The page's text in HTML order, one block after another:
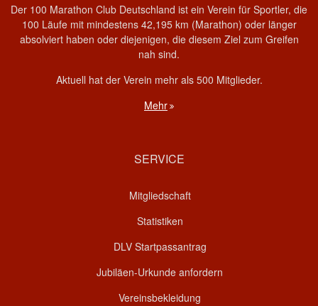
Der 100 Marathon Club Deutschland ist ein Verein für Sportler, die
100 Läufe mit mindestens 42,195 km (Marathon) oder länger
absolviert haben oder diejenigen, die diesem Ziel zum Greifen
nah sind.
Aktuell hat der Verein mehr als 500 Mitglieder.
Mehr
SERVICE
Mitgliedschaft
Statistiken
DLV Startpassantrag
Jubiläen-Urkunde anfordern
Vereinsbekleidung